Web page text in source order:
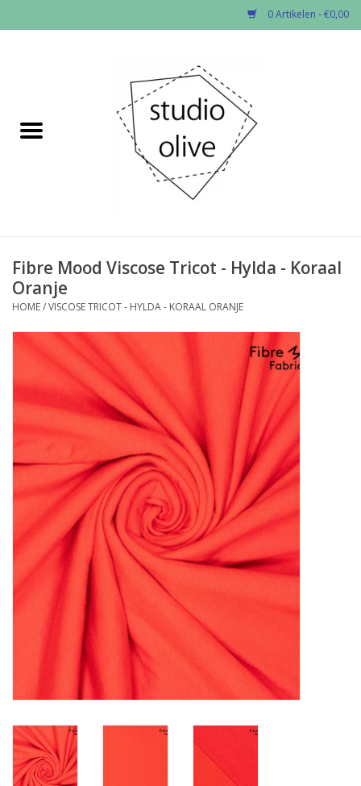
0 Artikelen - €0,00
✂︎Nieuw
Fournituren
Patronen
Workshops
Diy pakketten
Studio Olive inspireert....
Fibre Mood Viscose Tricot - Hylda - Koraal
Oranje
HOME/VISCOSE TRICOT - HYLDA - KORAAL ORANJE